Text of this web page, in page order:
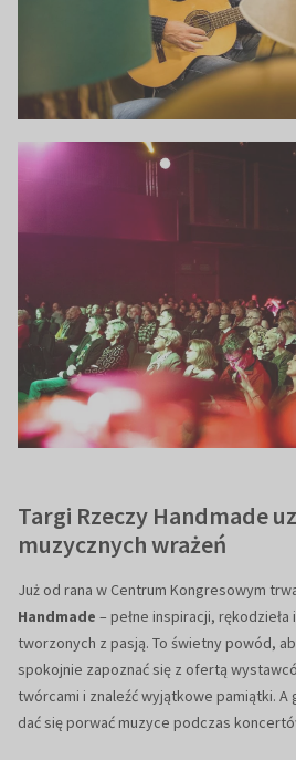
Targi Rzeczy Handmade
muzycznych wrażeń
Już od rana w Centrum Kongresowym
Handmade – pełne inspiracji,
tworzonych z pasją. To świetny powód,
spokojnie zapoznać się z ofertą
twórcami i znaleźć wyjątkowe pamiątki.
dać się porwać muzyce podczas